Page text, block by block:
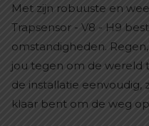
Met zijn robuuste en
Trapsensor - V8 - H9
omstandigheden.
jou tegen om de wereld
de installatie eenvoudig,
klaar bent om de weg